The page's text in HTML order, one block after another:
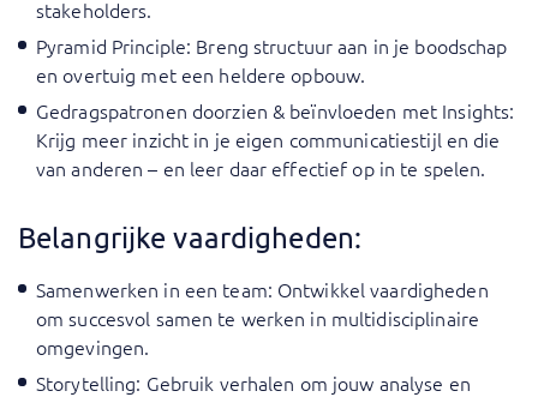
stakeholders.
Pyramid Principle: Breng structuur aan in je boodschap
en overtuig met een heldere opbouw.
Gedragspatronen doorzien & beïnvloeden met Insights:
Krijg meer inzicht in je eigen communicatiestijl en die
van anderen – en leer daar effectief op in te spelen.
Belangrijke vaardigheden:
Samenwerken in een team: Ontwikkel vaardigheden
om succesvol samen te werken in multidisciplinaire
omgevingen.
Storytelling: Gebruik verhalen om jouw analyse en